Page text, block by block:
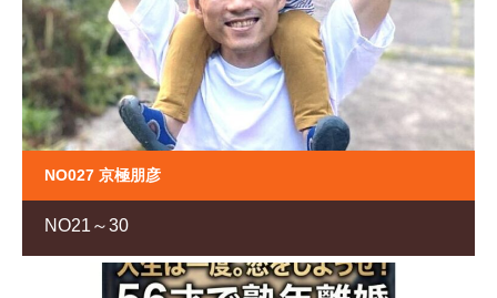
NO027 京極朋彦
NO21～30